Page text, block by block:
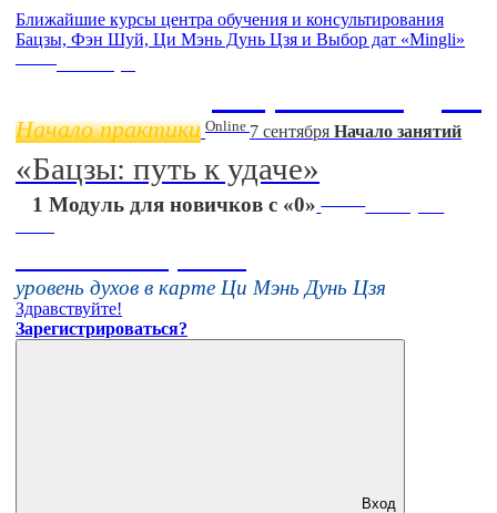
Ближайшие курсы центра обучения и консультирования
Бацзы, Фэн Шуй, Ци Мэнь Дунь Цзя и Выбор дат «Mingli»
Начало практики Online 7 сентября Начало занятий
«Бацзы: путь к удаче»
1 Модуль для новичков с «0»
16 августа
уровень духов в карте Ци Мэнь Дунь Цзя
Здравствуйте!
Зарегистрироваться?
Вход